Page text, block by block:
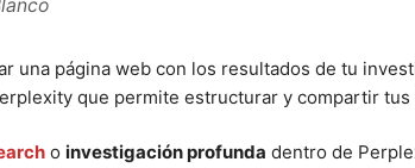
una página web con los resultados de tu
que permite estructurar y compartir tus
o investigación profunda dentro de